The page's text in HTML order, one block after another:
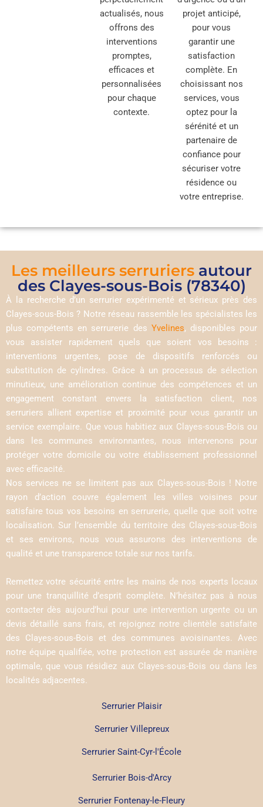
actualisés, nous
offrons des
interventions
promptes,
efficaces et
personnalisées
pour chaque
contexte.
projet anticipé,
pour vous
garantir une
satisfaction
complète. En
choisissant nos
services, vous
optez pour la
sérénité et un
partenaire de
confiance pour
sécuriser votre
résidence ou
votre entreprise.
Les meilleurs serruriers autour
des Clayes-sous-Bois (78340)
À la recherche d’un serrurier expérimenté et sérieux près des
Clayes-sous-Bois ? Notre réseau rassemble les spécialistes les
plus compétents en serrurerie des Yvelines, disponibles pour
vous assister rapidement quels que soient vos besoins :
interventions urgentes, pose de dispositifs renforcés ou
substitution de cylindres. Grâce à un processus de sélection
minutieux, une amélioration continue des compétences et un
engagement constant envers la satisfaction client, nos
serruriers allient expertise et proximité pour vous garantir un
service exemplaire. Que vous habitiez aux Clayes-sous-Bois ou
dans les communes environnantes, nous intervenons pour
protéger votre domicile ou votre établissement professionnel
avec efficacité.
Nos services ne se limitent pas aux Clayes-sous-Bois ! Notre
rayon d’action couvre également les villes voisines pour
satisfaire tous vos besoins en serrurerie, quelle que soit votre
localisation. Sur l’ensemble du territoire des Clayes-sous-Bois
et ses environs, nous vous assurons des interventions de
qualité et une transparence totale sur nos tarifs.
Remettez votre sécurité entre les mains de nos experts locaux
pour une tranquillité d’esprit complète. N’hésitez pas à nous
contacter dès aujourd’hui pour une intervention urgente ou un
devis détaillé sans frais, et rejoignez notre clientèle satisfaite
des Clayes-sous-Bois et des communes avoisinantes. Avec
notre équipe qualifiée, votre protection est assurée de manière
optimale, que vous résidiez aux Clayes-sous-Bois ou dans les
localités adjacentes.
Serrurier Plaisir
Serrurier Villepreux
Serrurier Saint-Cyr-l'École
Serrurier Bois-d'Arcy
Serrurier Fontenay-le-Fleury